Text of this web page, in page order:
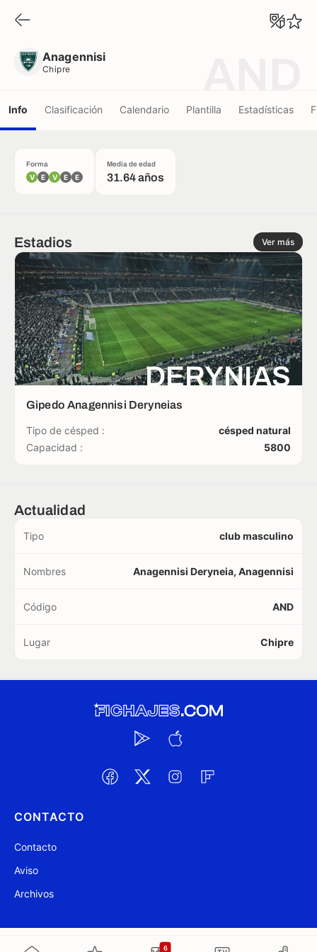
6
Anagennisi
Chipre
Info Clasificación Calendario Plantilla Estadísticas
Forma
V E V E E
Media de edad
31.64 años
Estadios Ver más
DERYNIAS
Gipedo Anagennisi Deryneias
Tipo de césped :
césped natural
Capacidad :
5800
Actualidad
Tipo club masculino
Nombres Anagennisi Deryneia, Anagennisi
Código AND
Lugar Chipre
CONTACTO
Contacto
Aviso
Archivos